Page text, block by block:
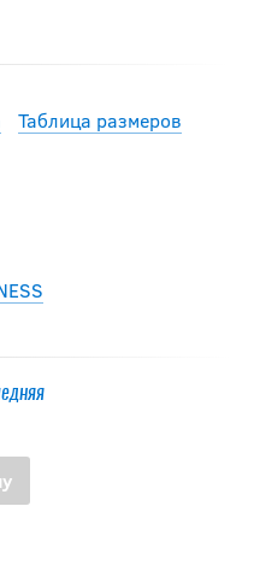
Таблица размеров